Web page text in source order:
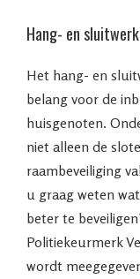
Hang- en sluitwerk
Het hang- en
belang voor de
huisgenoten.
niet alleen de
raambeveiliging
u graag weten
beter te
Politiekeurmerk
wordt